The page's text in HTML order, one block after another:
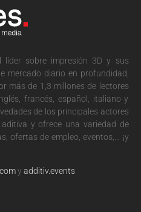
líder sobre impresión 3D y sus
mercado diario en profundidad,
más de 1,3 millones de lectores
francés, español, italiano y
de los principales actores
y ofrece una variedad de
ofertas de empleo, eventos,… ¡y
y additiv.events